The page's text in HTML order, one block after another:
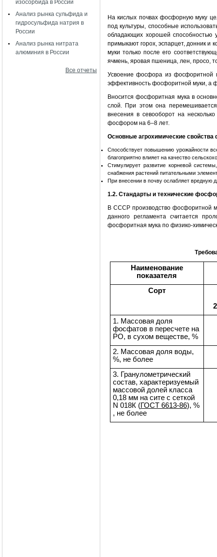
изосорбида в России
Анализ рынка сульфида и
гидросульфида натрия в
России
Анализ рынка нитрата
алюминия в России
Все отчеты
На кислых почвах фосфорную муку
под культуры, способные
обладающих хорошей способностью
примыкают горох, эспарцет, донник и
муки только после его
ячмень, яровая пшеница, лен, просо,
Усвоение фосфора из фосфоритной
эффектив­ность фосфоритной муки, а
Вносится фосфоритная мука в
слой. При этом она
внесения в севооборот на
фосфором на 6–8 лет.
Основные агрохимические
Способствует повышению урожайности
благоприятно влияет на качество
Стимулирует развитие корневой
снабжения растений питательными
При внесении в почву ослабляет вредную
1.2. Стандарты и технические
В СССР производство фосфоритной
данного регламента считается
фосфоритная мука по физико-
Наименование
показателя
Сорт
1. Массовая доля
фосфатов в пересчете на
РО, в сухом веществе, %
2. Массовая доля воды,
%, не более
3. Гранулометрический
состав, характеризуемый
массовой долей класса
0,18 мм на сите с сеткой
N 018К (ГОСТ 6613-86), %
, не более